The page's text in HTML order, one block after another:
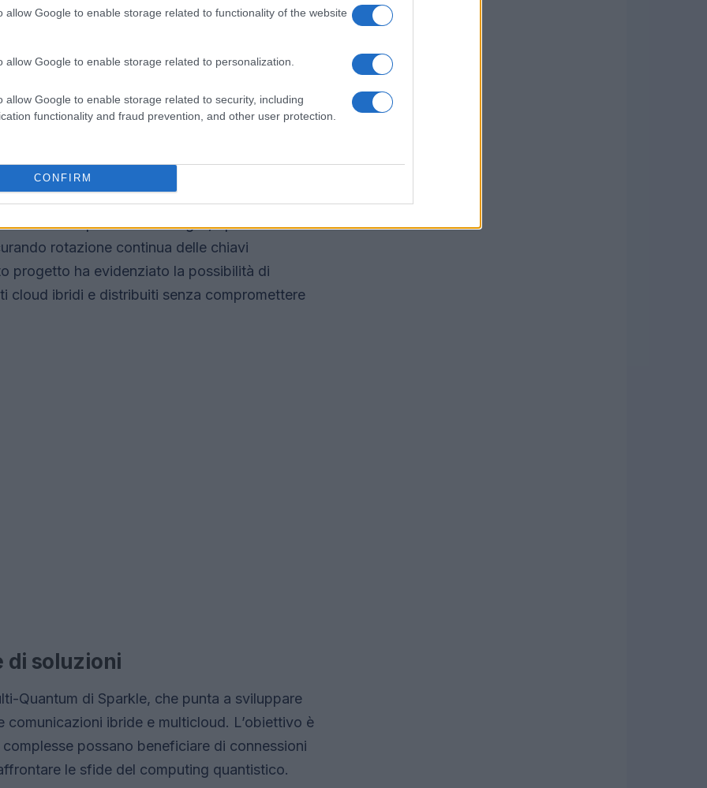
allow Google to enable storage related to functionality of the website
allow Google to enable storage related to personalization.
allow Google to enable storage related to security, including
functionality and fraud prevention, and other user protection.
CONFIRM
(NaaS), le aziende possono attivare
o tramite API in modalità completamente
di crittografia avanzata e di
globale, garantendo prestazioni
comprovata
attraverso un Proof-of-Concept tra le regioni
con partner tecnologici, Sparkle ha
rotazione continua delle chiavi
progetto ha evidenziato la possibilità di
cloud ibridi e distribuiti senza compromettere
di soluzioni
Quantum di Sparkle, che punta a sviluppare
ibride e multicloud. L’obiettivo è
possano beneficiare di connessioni
le sfide del computing quantistico.